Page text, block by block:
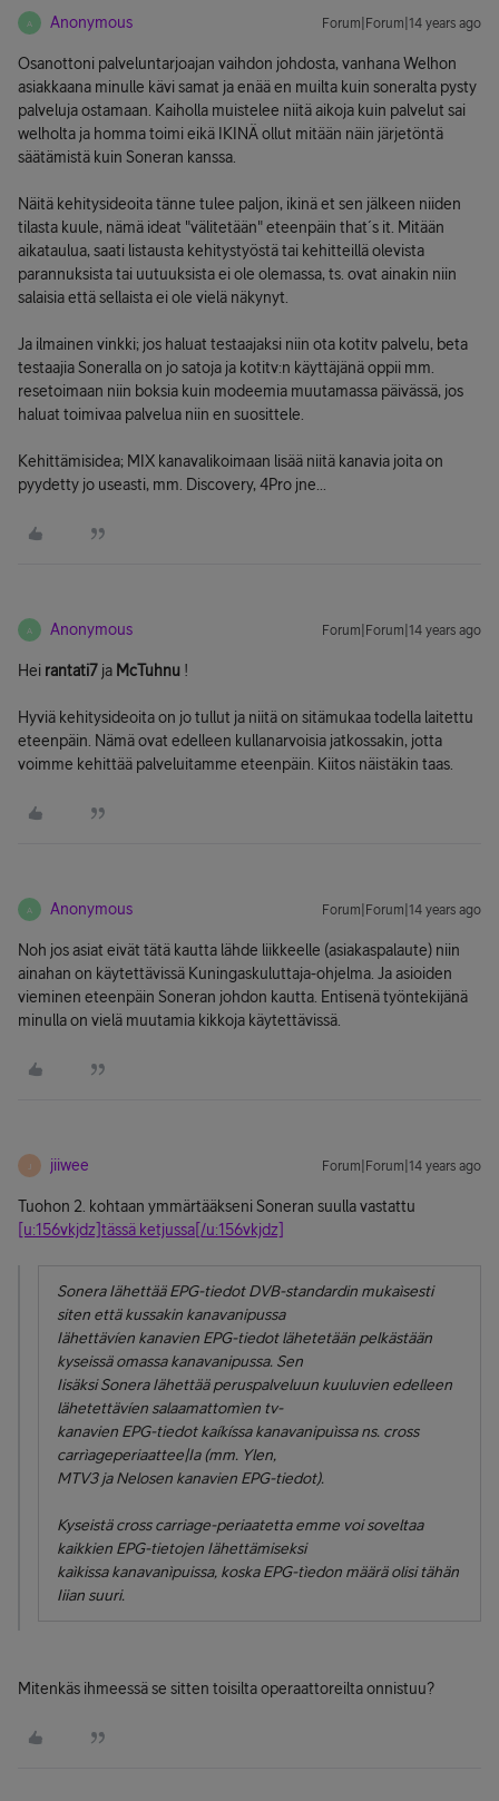
A Anonymous Forum|Forum|14 years ago
Osanottoni palveluntarjoajan vaihdon johdosta, vanhana Welhon
asiakkaana minulle kävi samat ja enää en muilta kuin soneralta pysty
palveluja ostamaan. Kaiholla muistelee niitä aikoja kuin palvelut sai
welholta ja homma toimi eikä IKINÄ ollut mitään näin järjetöntä
säätämistä kuin Soneran kanssa.
Näitä kehitysideoita tänne tulee paljon, ikinä et sen jälkeen niiden
tilasta kuule, nämä ideat "välitetään" eteenpäin that´s it. Mitään
aikataulua, saati listausta kehitystyöstä tai kehitteillä olevista
parannuksista tai uutuuksista ei ole olemassa, ts. ovat ainakin niin
salaisia että sellaista ei ole vielä näkynyt.
Ja ilmainen vinkki; jos haluat testaajaksi niin ota kotitv palvelu, beta
testaajia Soneralla on jo satoja ja kotitv:n käyttäjänä oppii mm.
resetoimaan niin boksia kuin modeemia muutamassa päivässä, jos
haluat toimivaa palvelua niin en suosittele.
Kehittämisidea; MIX kanavalikoimaan lisää niitä kanavia joita on
pyydetty jo useasti, mm. Discovery, 4Pro jne...
A Anonymous Forum|Forum|14 years ago
Hei rantati7 ja McTuhnu !
Hyviä kehitysideoita on jo tullut ja niitä on sitämukaa todella laitettu
eteenpäin. Nämä ovat edelleen kullanarvoisia jatkossakin, jotta
voimme kehittää palveluitamme eteenpäin. Kiitos näistäkin taas.
A Anonymous Forum|Forum|14 years ago
Noh jos asiat eivät tätä kautta lähde liikkeelle (asiakaspalaute) niin
ainahan on käytettävissä Kuningaskuluttaja-ohjelma. Ja asioiden
vieminen eteenpäin Soneran johdon kautta. Entisenä työntekijänä
minulla on vielä muutamia kikkoja käytettävissä.
J jiiwee Forum|Forum|14 years ago
Tuohon 2. kohtaan ymmärtääkseni Soneran suulla vastattu
[u:156vkjdz]tässä ketjussa[/u:156vkjdz]
Sonera Iähettää EPG-tiedot DVB-standardin mukaìsesti
siten että kussakin kanavanipussa
Iähettävíen kanavien EPG-tiedot lähetetään pelkästään
kyseissä omassa kanavanipussa. Sen
Iisäksi Sonera Iähettää peruspalveluun kuuluvien edelleen
lähetettävíen salaamattomìen tv-
kanavien EPG-tiedot kaíkíssa kanavanipuìssa ns. cross
carrìage­periaattee|Ia (mm. Ylen,
MTV3 ja Nelosen kanavien EPG-tiedot).
Kyseistä cross carriage-periaatetta emme voi soveltaa
kaikkien EPG-tietojen Iähettämiseksi
kaìkissa kanavanìpuissa, koska EPG-tìedon määrä olisi tähän
Iiian suuri.
Mitenkäs ihmeessä se sitten toisilta operaattoreilta onnistuu?